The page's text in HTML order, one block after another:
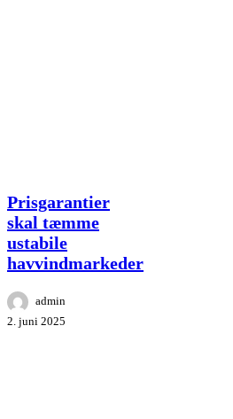
Prisgarantier
skal
tæmme
ustabile
havvindmarkeder
Prisgarantier
skal tæmme
ustabile
havvindmarkeder
admin
2. juni 2025